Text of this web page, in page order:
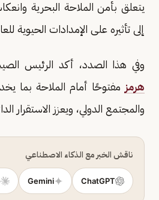
يتعلق بأمن الملاحة البحرية
إلى تأثيره على الإمدادات الحيوية
وفي هذا الصدد، أكد الرئيس
هرمز مفتوحًا أمام الملاحة بما
والمجتمع الدولي، ويعزز الاستقرار
ناقش الخبر مع الذكاء الاصطناعي
ChatGPT
Gemini